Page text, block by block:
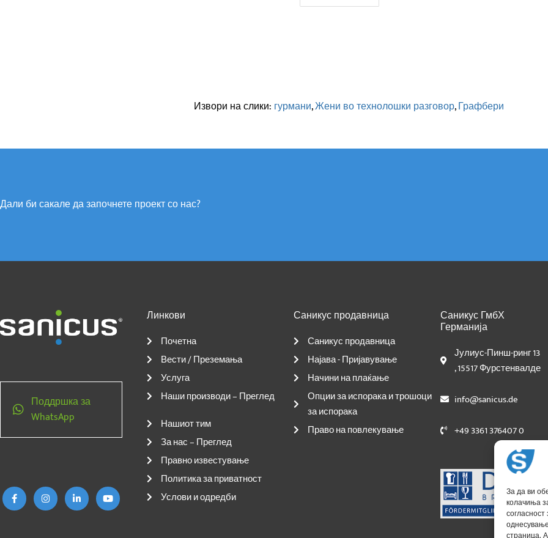
За да ви
колачиња
страница.
Извори на слики: гурмани,Жени во технолошки разговор,Графбери
Дали би сакале да започнете проект со нас?
Поддршка за
WhatsApp
б
у
к
а
г
р
е
д
И
у
б
Линкови
Почетна
Вести / Преземања
Услуга
Наши производи – Преглед
Нашиот тим
За нас – Преглед
Правно известување
Политика за приватност
Услови и одредби
Саникус продавница
Саникус продавница
Најава - Пријавување
Начини на плаќање
Опции за испорака и трошоци
за испорака
Право на повлекување
Саникус ГмбХ
Германија
Јулиус-Пинш-ринг 13
, 15517 Фурстенвалде
info@sanicus.de
+49 3361 376407 0